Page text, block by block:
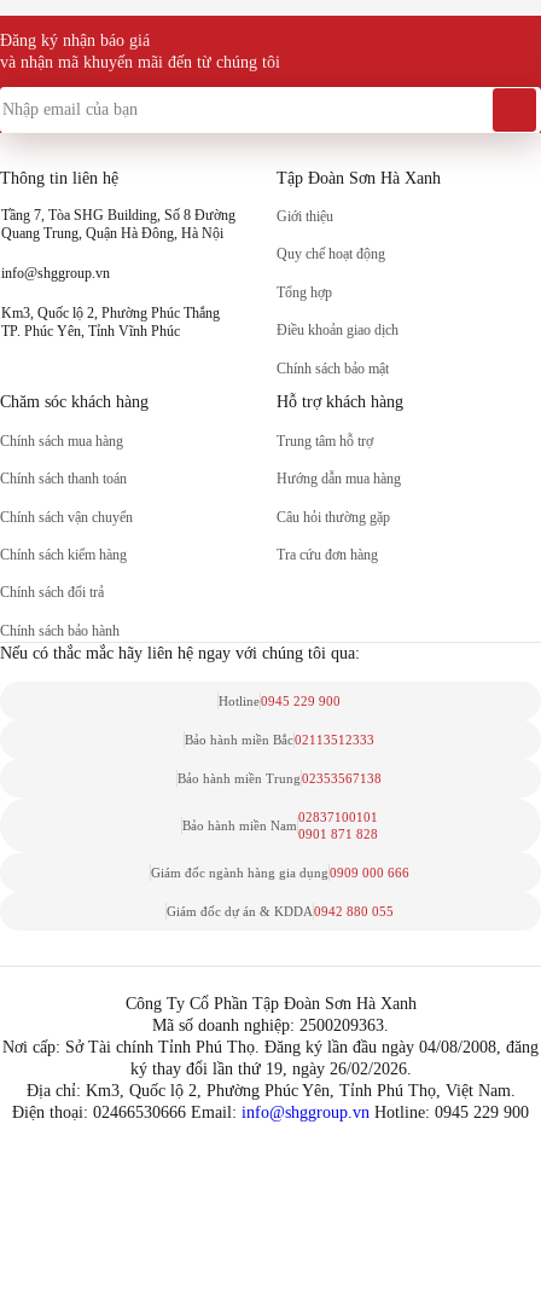
Đăng ký nhận báo giá
và nhận mã khuyến mãi đến từ chúng tôi
Thông tin liên hệ
Tầng 7, Tòa SHG Building, Số 8 Đường
Quang Trung, Quận Hà Đông, Hà Nội
info@shggroup.vn
Km3, Quốc lộ 2, Phường Phúc Thắng
TP. Phúc Yên, Tỉnh Vĩnh Phúc
Tập Đoàn Sơn Hà Xanh
Giới thiệu
Quy chế hoạt động
Tổng hợp
Điều khoản giao dịch
Chính sách bảo mật
Chăm sóc khách hàng
Chính sách mua hàng
Chính sách thanh toán
Chính sách vận chuyển
Chính sách kiểm hàng
Chính sách đổi trả
Chính sách bảo hành
Hỗ trợ khách hàng
Trung tâm hỗ trợ
Hướng dẫn mua hàng
Câu hỏi thường gặp
Tra cứu đơn hàng
Nếu có thắc mắc hãy liên hệ ngay với chúng tôi qua:
Hotline0945 229 900
Bảo hành miền Bắc02113512333
Bảo hành miền Trung02353567138
Bảo hành miền Nam
02837100101
0901 871 828
Giám đốc ngành hàng gia dụng0909 000 666
Giám đốc dự án & KDDA0942 880 055
Công Ty Cổ Phần Tập Đoàn Sơn Hà Xanh
Mã số doanh nghiệp: 2500209363.
Nơi cấp: Sở Tài chính Tỉnh Phú Thọ. Đăng ký lần đầu ngày 04/08/2008, đăng
ký thay đổi lần thứ 19, ngày 26/02/2026.
Địa chỉ: Km3, Quốc lộ 2, Phường Phúc Yên, Tỉnh Phú Thọ, Việt Nam.
Điện thoại: 02466530666 Email: info@shggroup.vn Hotline: 0945 229 900